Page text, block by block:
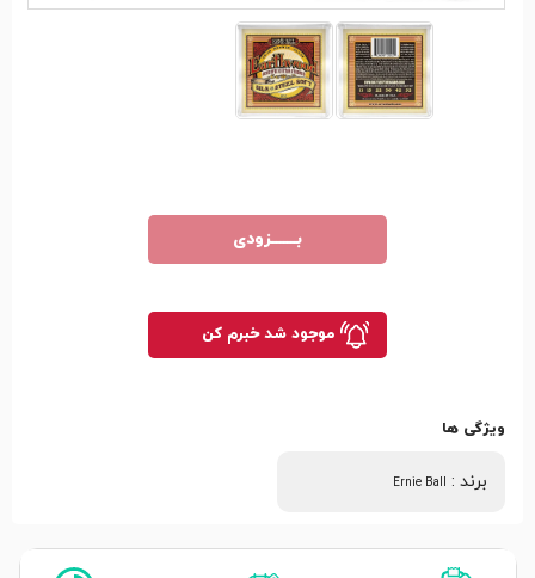
بـــــــزودی
موجود شد خبرم کن
ویژگی ها
برند :
Ernie Ball